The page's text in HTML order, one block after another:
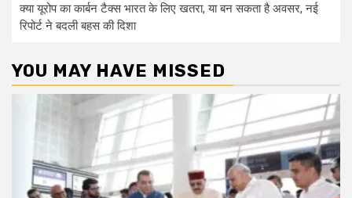
क्या यूरोप का कार्बन टैक्स भारत के लिए खतरा, या बन सकता है अवसर, नई
रिपोर्ट ने बदली बहस की दिशा
YOU MAY HAVE MISSED